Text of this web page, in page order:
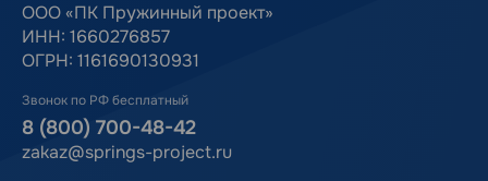
ООО «ПК Пружинный проект»
ИНН: 1660276857
ОГРН: 1161690130931
Звонок по РФ бесплатный
8 (800) 700-48-42
zakaz@springs-project.ru